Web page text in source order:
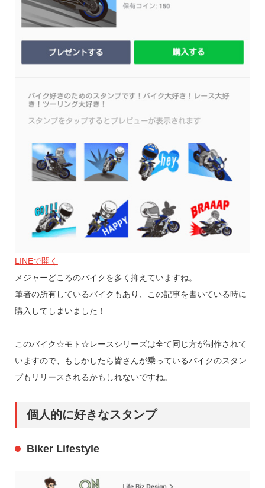
LINEで開く
メジャーどころのバイクを多く抑えていますね。
筆者の所有しているバイクもあり、この記事を書いている時に
購入してしまいました！
このバイク☆モト☆レースシリーズは全て同じ方が制作されて
いますので、もしかしたら皆さんが乗っているバイクのスタン
プもリリースされるかもしれないですね。
個人的に好きなスタンプ
Biker Lifestyle